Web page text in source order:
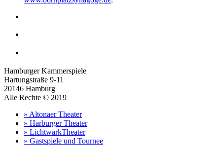
Hamburger Kammerspiele
Hartungstraße 9-11
20146 Hamburg
Alle Rechte © 2019
» Altonaer Theater
» Harburger Theater
» LichtwarkTheater
» Gastspiele und Tournee